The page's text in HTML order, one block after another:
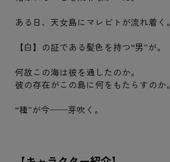
ある日、天女島にマレビトが流れ着く。
【白】の証である髪色を持つ“男”が。
何故この海は彼を通したのか。
彼の存在がこの島に何をもたらすのか。
“種”が今──芽吹く。